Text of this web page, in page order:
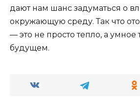
дают нам шанс задуматься о
окружающую среду. Так что
— это не просто тепло, а умное
будущем.